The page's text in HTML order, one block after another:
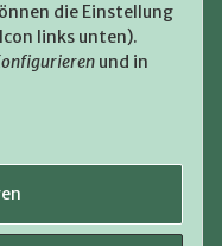
die Einstellung
links unten).
und in